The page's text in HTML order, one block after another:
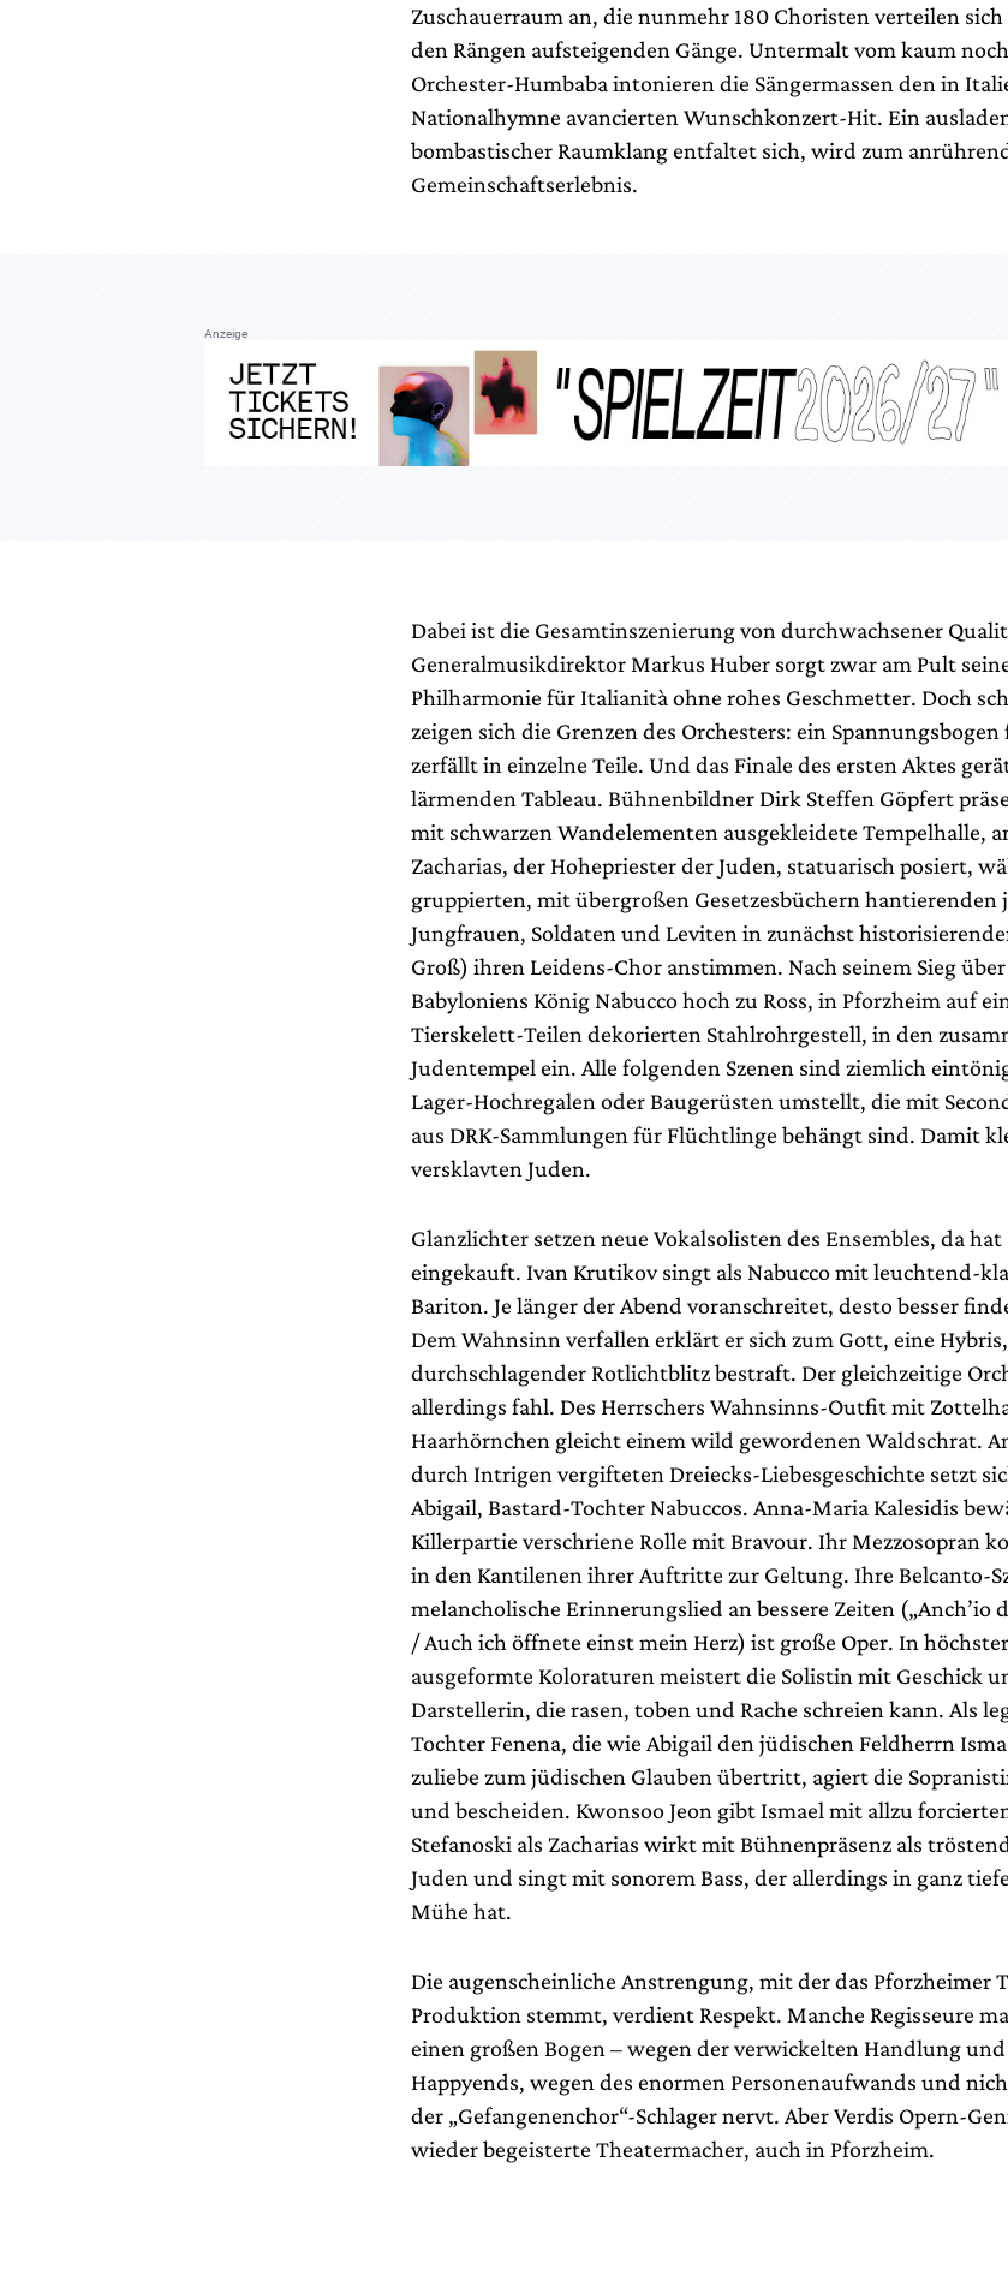
Zuschauerraum an, die nunmehr 180 Choristen verteilen
den Rängen aufsteigenden Gänge. Untermalt vom kaum
Orchester-Humbaba intonieren die Sängermassen den in
Nationalhymne avancierten Wunschkonzert-Hit. Ein
bombastischer Raumklang entfaltet sich, wird zum
Gemeinschaftserlebnis.
Anzeige
Dabei ist die Gesamtinszenierung von durchwachsener
Generalmusikdirektor Markus Huber sorgt zwar am Pult
Philharmonie für Italianità ohne rohes Geschmetter. Doch
zeigen sich die Grenzen des Orchesters: ein
zerfällt in einzelne Teile. Und das Finale des ersten Aktes
lärmenden Tableau. Bühnenbildner Dirk Steffen Göpfert
mit schwarzen Wandelementen ausgekleidete Tempelhalle,
Zacharias, der Hohepriester der Juden, statuarisch posiert,
gruppierten, mit übergroßen Gesetzesbüchern hantierenden
Jungfrauen, Soldaten und Leviten in zunächst
Groß) ihren Leidens-Chor anstimmen. Nach seinem Sieg
Babyloniens König Nabucco hoch zu Ross, in Pforzheim auf
Tierskelett-Teilen dekorierten Stahlrohrgestell, in den
Judentempel ein. Alle folgenden Szenen sind ziemlich
Lager-Hochregalen oder Baugerüsten umstellt, die mit
aus DRK-Sammlungen für Flüchtlinge behängt sind. Damit
versklavten Juden.
Glanzlichter setzen neue Vokalsolisten des Ensembles, da
eingekauft. Ivan Krutikov singt als Nabucco mit leuchtend-
Bariton. Je länger der Abend voranschreitet, desto besser
Dem Wahnsinn verfallen erklärt er sich zum Gott, eine
durchschlagender Rotlichtblitz bestraft. Der gleichzeitige
allerdings fahl. Des Herrschers Wahnsinns-Outfit mit
Haarhörnchen gleicht einem wild gewordenen Waldschrat.
durch Intrigen vergifteten Dreiecks-Liebesgeschichte setzt
Abigail, Bastard-Tochter Nabuccos. Anna-Maria Kalesidis
Killerpartie verschriene Rolle mit Bravour. Ihr Mezzosopran
in den Kantilenen ihrer Auftritte zur Geltung. Ihre Belcanto-
melancholische Erinnerungslied an bessere Zeiten („Anch’io
/ Auch ich öffnete einst mein Herz) ist große Oper. In
ausgeformte Koloraturen meistert die Solistin mit Geschick
Darstellerin, die rasen, toben und Rache schreien kann. Als
Tochter Fenena, die wie Abigail den jüdischen Feldherrn
zuliebe zum jüdischen Glauben übertritt, agiert die
und bescheiden. Kwonsoo Jeon gibt Ismael mit allzu
Stefanoski als Zacharias wirkt mit Bühnenpräsenz als
Juden und singt mit sonorem Bass, der allerdings in ganz
Mühe hat.
Die augenscheinliche Anstrengung, mit der das Pforzheimer
Produktion stemmt, verdient Respekt. Manche Regisseure
einen großen Bogen – wegen der verwickelten Handlung
Happyends, wegen des enormen Personenaufwands und
der „Gefangenenchor“-Schlager nervt. Aber Verdis Opern-
wieder begeisterte Theatermacher, auch in Pforzheim.